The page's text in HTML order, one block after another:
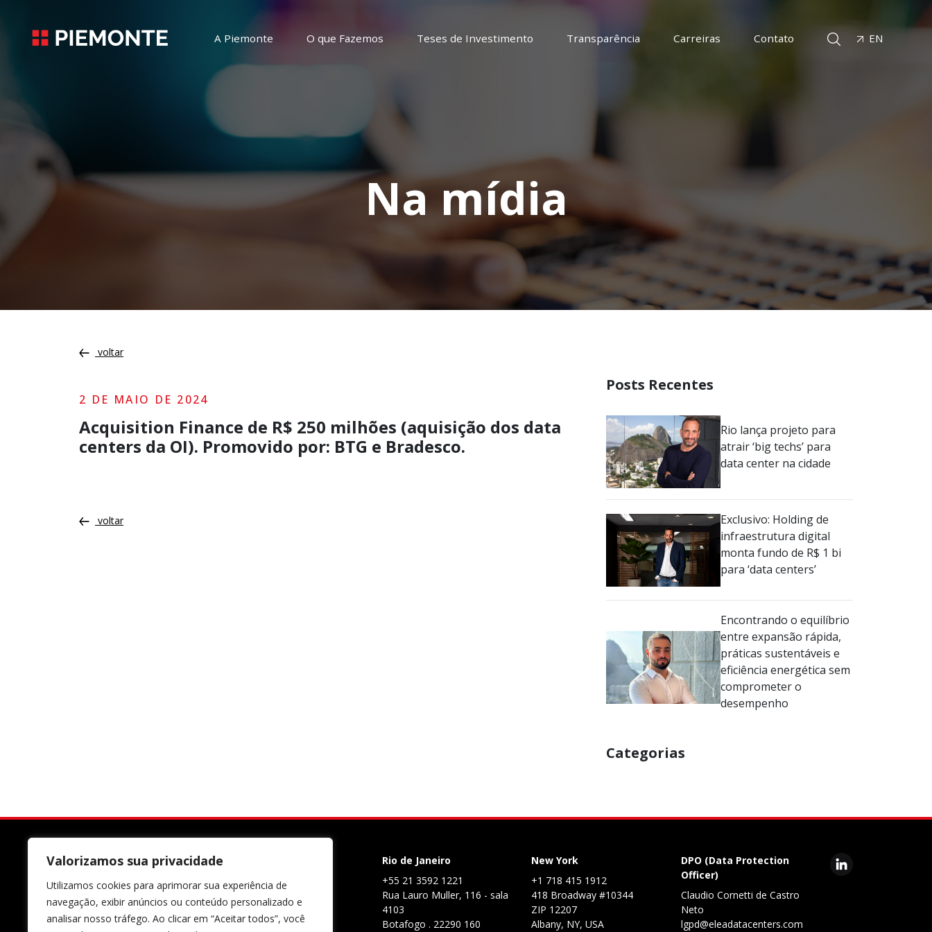
Valorizamos sua privacidade
Utilizamos cookies para aprimorar sua experiência de
navegação, exibir anúncios ou conteúdo personalizado e
analisar nosso tráfego. Ao clicar em “Aceitar todos”, você
A Piemonte O que Fazemos Teses de Investimento Transparência Carreiras Contato EN
Na mídia
voltar
2 DE MAIO DE 2024
Acquisition Finance de R$ 250 milhões (aquisição dos data
centers da OI). Promovido por: BTG e Bradesco.
voltar
Posts Recentes
Rio lança projeto para
atrair ‘big techs’ para
data center na cidade
Exclusivo: Holding de
infraestrutura digital
monta fundo de R$ 1 bi
para ‘data centers’
Encontrando o equilíbrio
entre expansão rápida,
práticas sustentáveis e
eficiência energética sem
comprometer o
desempenho
Categorias
Rio de Janeiro
+55 21 3592 1221
Rua Lauro Muller, 116 - sala
4103
Botafogo . 22290 160
New York
+1 718 415 1912
418 Broadway #10344
ZIP 12207
Albany, NY, USA
DPO (Data Protection
Officer)
Claudio Cornetti de Castro
Neto
lgpd@eleadatacenters.com